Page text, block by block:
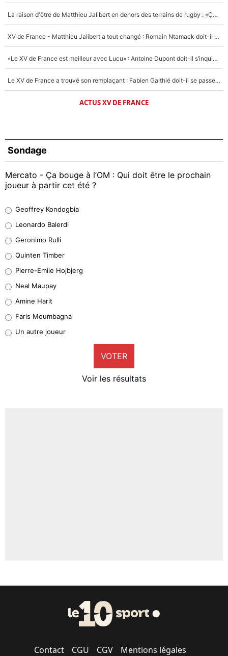
La raison d'être de Matthieu Jalibert en dehors des terrains de rugby : «Ça m'atteint autant que si tu touches à un membre de ma famille»
XV de France - Matthieu Jalibert a tout changé : Romain Ntamack doit-il s’inquiéter pour sa place à un an de la Coupe du monde ?
«Le XV de France est meilleur avec Lucu» : Antoine Dupont doit-il s’inquiéter pour sa place ?
Le XV de France a trouvé son remplaçant : Fabien Galthié doit-il se passer d'Antoine Dupont ?
ACTUS XV DE FRANCE
Sondage
Mercato - Ça bouge à l’OM : Qui doit être le prochain
joueur à partir cet été ?
38%
32%
5%
1%
9%
Geoffrey Kondogbia
Leonardo Balerdi
Geronimo Rulli
Quinten Timber
Pierre-Emile Hojbjerg
Neal Maupay
Amine Harit
Faris Moumbagna
Un autre joueur
VOTER
Voir les résultats
Contact CGU CGV Mentions légales